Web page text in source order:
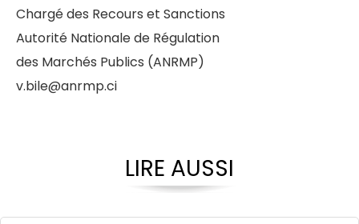
Chargé des Recours et Sanctions
Autorité Nationale de Régulation
des Marchés Publics (ANRMP)
v.bile@anrmp.ci
LIRE AUSSI